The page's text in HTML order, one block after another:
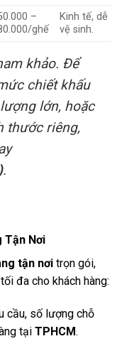
–
ghế
Kinh tế, dễ
vệ sinh.
khảo. Để
chiết khấu
lớn, hoặc
thước riêng,
.
Tận Nơi
tận nơi trọn gói,
đa cho khách hàng:
cầu, số lượng chỗ
tại TPHCM.